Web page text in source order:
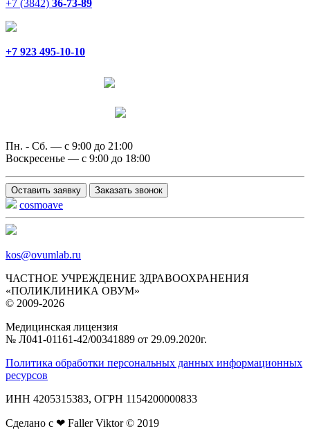
+7 (3842) 36-73-89
+7 923 495-10-10
Пн. - Сб. — с 9:00 до 21:00
Воскресенье — с 9:00 до 18:00
Оставить заявку Заказать звонок
cosmoave
kos@ovumlab.ru
ЧАСТНОЕ УЧРЕЖДЕНИЕ ЗДРАВООХРАНЕНИЯ
«ПОЛИКЛИНИКА ОВУМ»
© 2009-2026
Медицинская лицензия
№ Л041‑01161‑42/00341889 от 29.09.2020г.
Политика обработки персональных данных информационных
ресурсов
ИНН 4205315383, ОГРН 1154200000833
Сделано с ❤ Faller Viktor © 2019